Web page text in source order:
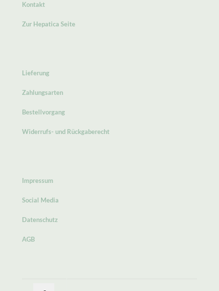
Kontakt
Zur Hepatica Seite
Lieferung
Zahlungsarten
Bestellvorgang
Widerrufs- und Rückgaberecht
Impressum
Social Media
Datenschutz
AGB